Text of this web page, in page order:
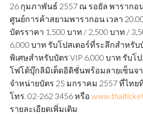
26 กุมภาพันธ์ 2557 ณ รอยัล พารากอ
ศูนย์การค้าสยามพารากอน เวลา 20.00
บัตรราคา 1,500 บาท / 2,500 บาท /
6,000 บาท รับโปสเตอร์ที่ระลึกสำหรั
พิเศษสำหรับบัตร VIP 6,000 บาท รับโ
โฟโต้บุ๊กลิมิเต็ดอิดิชั่นพร้อมลายเซ็นจ
จำหน่ายบัตร 25 มกราคม 2557 ที่ไทย
โทร. 02-262 3456 หรือ
รายละเอียดเพิ่มเติม